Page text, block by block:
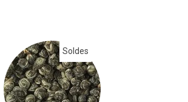
Soldes